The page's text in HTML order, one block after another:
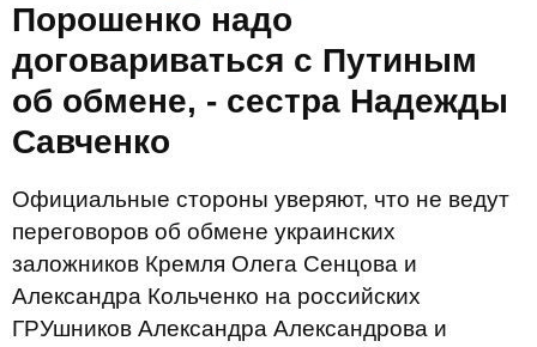
Порошенко надо
договариваться с Путиным
об обмене, - сестра Надежды
Савченко
Официальные стороны уверяют, что не ведут
переговоров об обмене украинских
заложников Кремля Олега Сенцова и
Александра Кольченко на российских
ГРУшников Александра Александрова и